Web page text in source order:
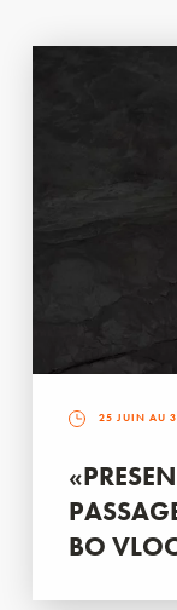
25 JUIN AU
BO